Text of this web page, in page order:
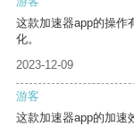
这款加速器app的操作
化。
2023-12-09
游客
这款加速器app的加速